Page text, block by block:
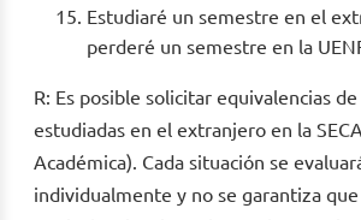
Estudiaré un semestre en el
perderé un semestre en la
R: Es posible solicitar equivalencias
estudiadas en el extranjero en la
Académica). Cada situación se
individualmente y no se garantiza